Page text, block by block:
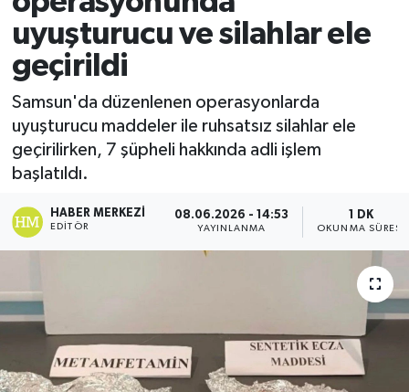
uyuşturucu ve silahlar ele
geçirildi
Samsun'da düzenlenen operasyonlarda
uyuşturucu maddeler ile ruhsatsız silahlar ele
geçirilirken, 7 şüpheli hakkında adli işlem
başlatıldı.
HABER MERKEZI
EDITÖR
08.06.2026 - 14:53
YAYINLANMA
1 DK
OKUNMA SÜRESI
Ekonomi
Sağlık
Tokat Haber